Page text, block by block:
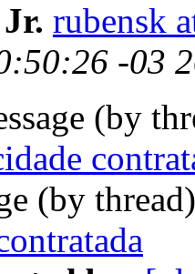
rubensk
-03
(by
(by